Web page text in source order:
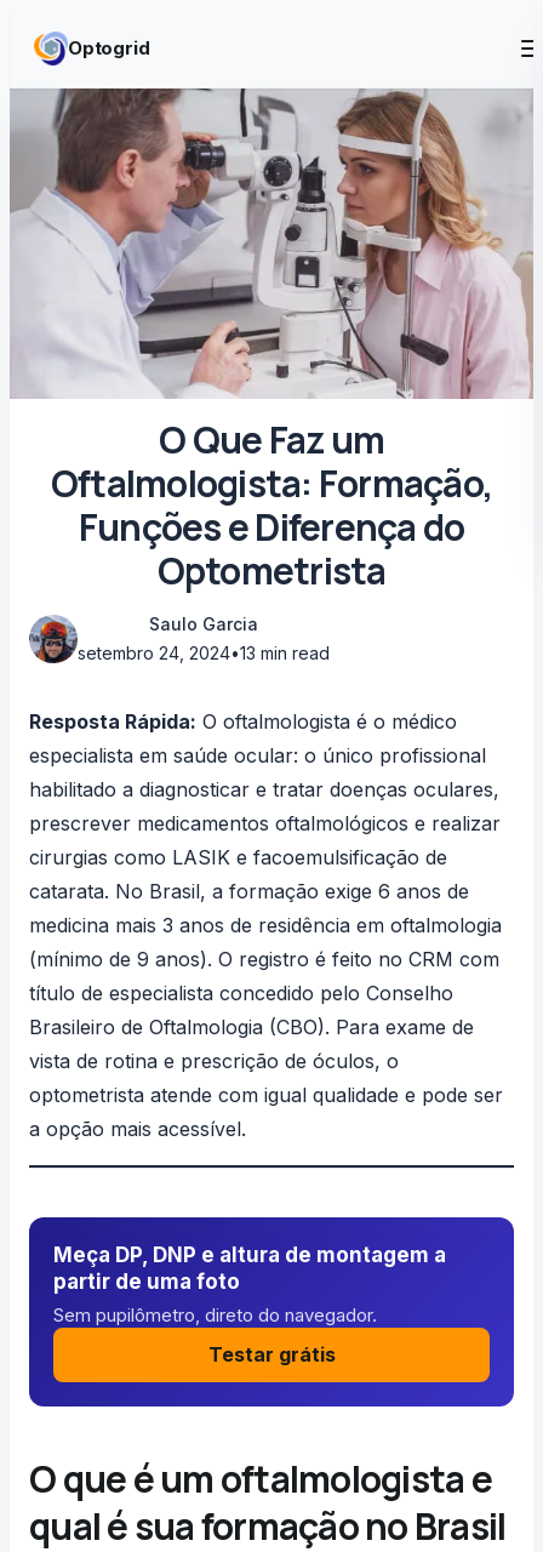
Optogrid
O Que Faz um
Oftalmologista: Formação,
Funções e Diferença do
Optometrista
Saulo Garcia
setembro 24, 2024•13 min read
Resposta Rápida: O oftalmologista é o médico
especialista em saúde ocular: o único profissional
habilitado a diagnosticar e tratar doenças oculares,
prescrever medicamentos oftalmológicos e realizar
cirurgias como LASIK e facoemulsificação de
catarata. No Brasil, a formação exige 6 anos de
medicina mais 3 anos de residência em oftalmologia
(mínimo de 9 anos). O registro é feito no CRM com
título de especialista concedido pelo Conselho
Brasileiro de Oftalmologia (CBO). Para exame de
vista de rotina e prescrição de óculos, o
optometrista atende com igual qualidade e pode ser
a opção mais acessível.
Meça DP, DNP e altura de montagem a
partir de uma foto
Sem pupilômetro, direto do navegador.
Testar grátis
O que é um oftalmologista e
qual é sua formação no Brasil